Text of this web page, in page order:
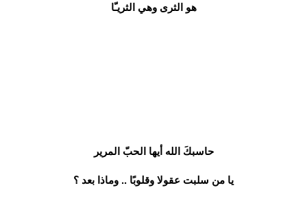
هو الثرى وهي الثريـّا
حاسبكَ الله أيها الحبّ المرير
يا من سلبت عقولا وقلوبًا .. وماذا بعد ؟